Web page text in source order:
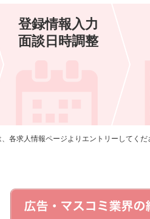
登録情報入力
面談日時調整
各求人情報ページよりエントリーしてくだ